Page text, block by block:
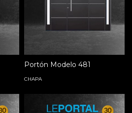
Portón Modelo 481
CHAPA